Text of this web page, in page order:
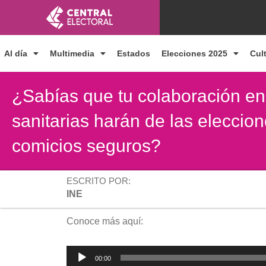
contenido
Al día Multimedia Estados Elecciones 2025
¿Sabías que tu colaboración
sanitarias harán de las
comicios seguros?
ESCRITO POR:
INE
Conoce más aquí:
Reproductor
00:00